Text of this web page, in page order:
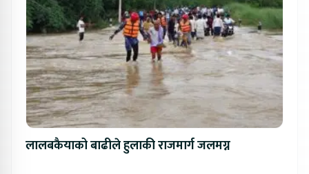
लालबकैयाको बाढीले हुलाकी राजमार्ग जलमग्न